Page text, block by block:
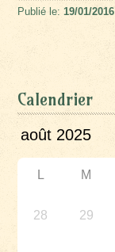
Publié le:19/01/2016
Calendrier
L M
28 29